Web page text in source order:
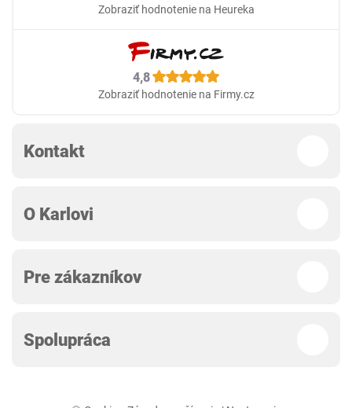
Zobraziť hodnotenie na Heureka
4,8
Zobraziť hodnotenie na Firmy.cz
Kontakt
O Karlovi
Pre zákazníkov
Spolupráca